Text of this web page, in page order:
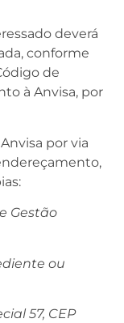
deverá
conforme
de
à Anvisa, por
por via
Gestão
ou
57, CEP